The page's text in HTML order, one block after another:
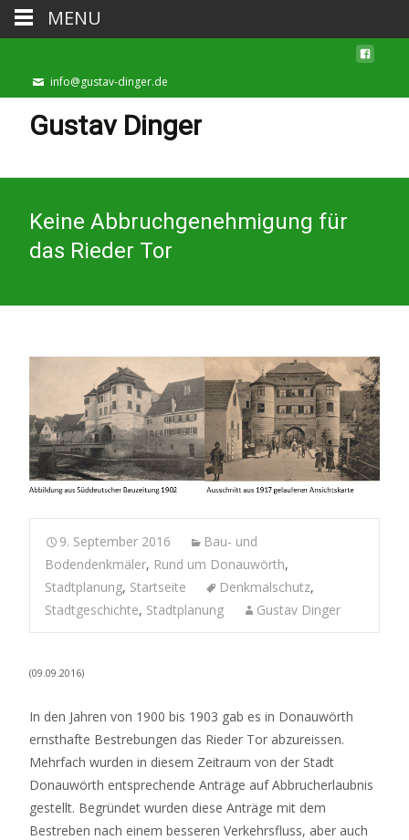
info@gustav-dinger.de
Gustav Dinger
Keine Abbruchgenehmigung für
das Rieder Tor
9. September 2016
Bau- und
Bodendenkmäler, Rund um Donauwörth,
Stadtplanung, Startseite Denkmalschutz,
Stadtgeschichte, Stadtplanung Gustav Dinger
(09.09.2016)
In den Jahren von 1900 bis 1903 gab es in Donauwörth
ernsthafte Bestrebungen das Rieder Tor abzureissen.
Mehrfach wurden in diesem Zeitraum von der Stadt
Donauwörth entsprechende Anträge auf Abbrucherlaubnis
gestellt. Begründet wurden diese Anträge mit dem
Bestreben nach einem besseren Verkehrsfluss, aber auch
MENU